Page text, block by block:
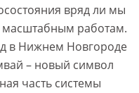
вряд ли мы
масштабным работам.
в Нижнем Новгороде
– новый символ
часть системы